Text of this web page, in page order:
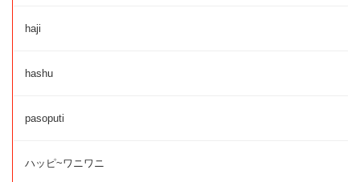
haji
hashu
pasoputi
ハッピ~ワニワニ